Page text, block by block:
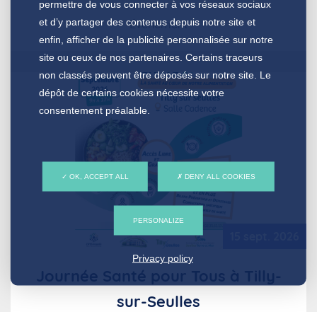
Évènement
Journée Santé pour Tous à Tilly-
sur-Seulles
permettre de vous connecter à vos réseaux sociaux
et d’y partager des contenus depuis notre site et
enfin, afficher de la publicité personnalisée sur notre
site ou ceux de nos partenaires. Certains traceurs
non classés peuvent être déposés sur notre site. Le
dépôt de certains cookies nécessite votre
consentement préalable.
OK, ACCEPT ALL DENY ALL COOKIES
PERSONALIZE
Privacy policy